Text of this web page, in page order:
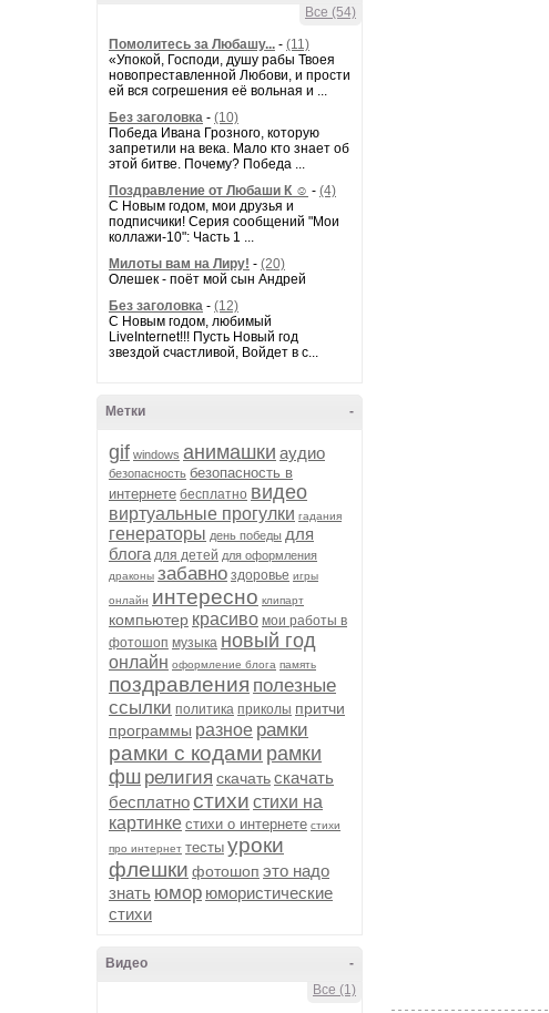
Все (54)
Помолитесь за Любашу... - (11)
«Упокой, Господи, душу рабы Твоея
новопреставленной Любови, и прости
ей вся согрешения её вольная и ...
Без заголовка - (10)
Победа Ивана Грозного, которую
запретили на века. Мало кто знает об
этой битве. Почему? Победа ...
Поздравление от Любаши К ☺ - (4)
С Новым годом, мои друзья и
подписчики! Серия сообщений "Мои
коллажи-10": Часть 1 ...
Милоты вам на Лиру! - (20)
Олешек - поёт мой сын Андрей
Без заголовка - (12)
С Новым годом, любимый
LiveInternet!!! Пусть Новый год
звездой счастливой, Войдет в с...
-
Метки
gif windows анимашки аудио
безопасность безопасность в
интернете бесплатно видео
виртуальные прогулки гадания
генераторы день победы для
блога для детей для оформления
драконы забавно здоровье игры
онлайн интересно клипарт
компьютер красиво мои работы в
фотошоп музыка новый год
онлайн оформление блога память
поздравления полезные
ссылки политика приколы притчи
программы разное рамки
рамки с кодами рамки
фш религия скачатьскачать
бесплатностихи стихи на
картинке стихи о интернете стихи
про интернет тесты уроки
флешки фотошоп это надо
знать юмор юмористические
стихи
-
Видео
Все (1)